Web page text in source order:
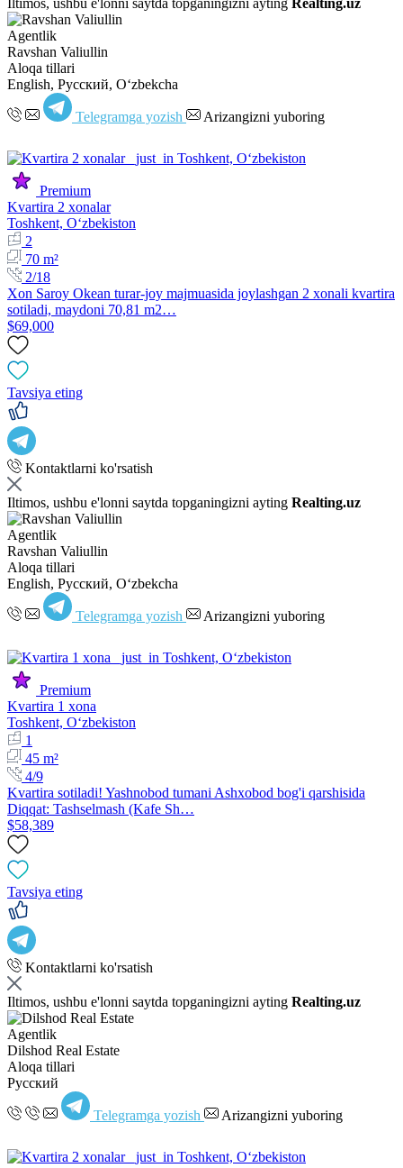
Iltimos, ushbu e'lonni saytda topganingizni ayting Realting.uz
Agentlik
Ravshan Valiullin
Aloqa tillari
English, Русский, Oʻzbekcha
Telegramga yozish Arizangizni yuboring
Premium
Kvartira 2 xonalar
Toshkent, Oʻzbekiston
2
70 m²
2/18
Xon Saroy Okean turar-joy majmuasida joylashgan 2 xonali kvartira
sotiladi, maydoni 70,81 m2…
$69,000
Tavsiya eting
Kontaktlarni ko'rsatish
Iltimos, ushbu e'lonni saytda topganingizni ayting Realting.uz
Agentlik
Ravshan Valiullin
Aloqa tillari
English, Русский, Oʻzbekcha
Telegramga yozish Arizangizni yuboring
Premium
Kvartira 1 xona
Toshkent, Oʻzbekiston
1
45 m²
4/9
Kvartira sotiladi! Yashnobod tumani Ashxobod bog'i qarshisida
Diqqat: Tashselmash (Kafe Sh…
$58,389
Tavsiya eting
Kontaktlarni ko'rsatish
Iltimos, ushbu e'lonni saytda topganingizni ayting Realting.uz
Agentlik
Dilshod Real Estate
Aloqa tillari
Русский
Telegramga yozish Arizangizni yuboring